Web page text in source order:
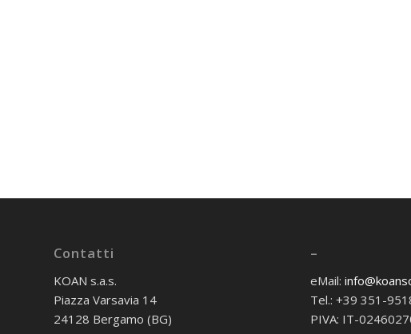
Contatti
KOAN s.a.s.
Piazza Varsavia 14
24128 Bergamo (BG)
–
eMail:
Tel.: +39 351-
PIVA: IT-